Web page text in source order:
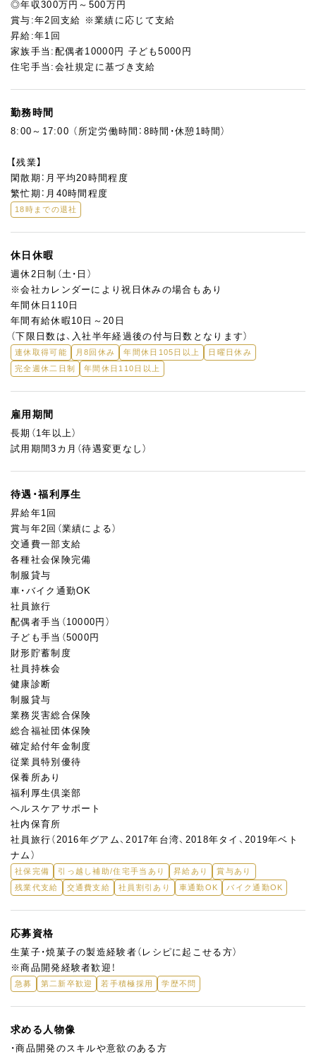
◎年収300万円～500万円
賞与:年2回支給 ※業績に応じて支給
昇給:年1回
家族手当:配偶者10000円 子ども5000円
住宅手当:会社規定に基づき支給
勤務時間
8:00～17:00 （所定労働時間：8時間・休憩1時間）
【残業】
閑散期：月平均20時間程度
繁忙期：月40時間程度
18時までの退社
休日休暇
週休2日制（土・日）
※会社カレンダーにより祝日休みの場合もあり
年間休日110日
年間有給休暇10日～20日
（下限日数は、入社半年経過後の付与日数となります）
連休取得可能 月8回休み 年間休日105日以上
日曜日休み
完全週休二日制
年間休日110日以上
雇用期間
長期（1年以上）
試用期間3カ月（待遇変更なし）
待遇・福利厚生
昇給年1回
賞与年2回（業績による）
交通費一部支給
各種社会保険完備
制服貸与
車・バイク通勤OK
社員旅行
配偶者手当（10000円）
子ども手当（5000円
財形貯蓄制度
社員持株会
健康診断
制服貸与
業務災害総合保険
総合福祉団体保険
確定給付年金制度
従業員特別優待
保養所あり
福利厚生倶楽部
ヘルスケアサポート
社内保育所
社員旅行（2016年グアム、2017年台湾、2018年タイ、2019年ベト
ナム）
社保完備 引っ越し補助/住宅手当あり 昇給あり
賞与あり
残業代支給
交通費支給 社員割引あり 車通勤OK バイク通勤OK
応募資格
生菓子・焼菓子の製造経験者（レシピに起こせる方）
※商品開発経験者歓迎！
急募 第二新卒歓迎 若手積極採用 学歴不問
求める人物像
・商品開発のスキルや意欲のある方